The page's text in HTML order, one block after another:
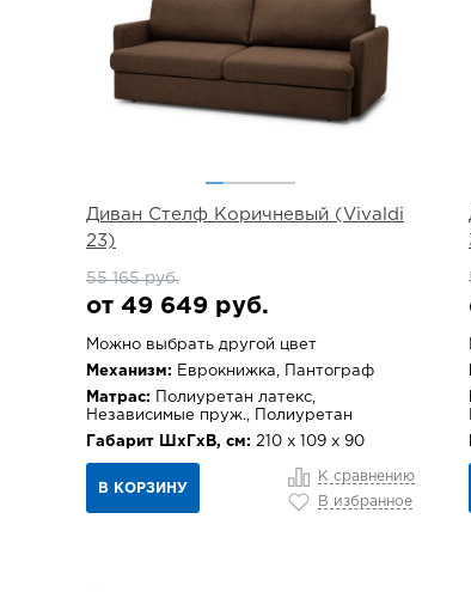
Диван Стелф Коричневый (Vivaldi
23)
55 165 руб.
от 49 649 руб.
Можно выбрать другой цвет
Механизм: Еврокнижка, Пантограф
Матрас: Полиуретан латекс,
Независимые пруж., Полиуретан
Габарит ШхГхВ, см: 210 х 109 х 90
В КОРЗИНУ
К сравнению
В избранное